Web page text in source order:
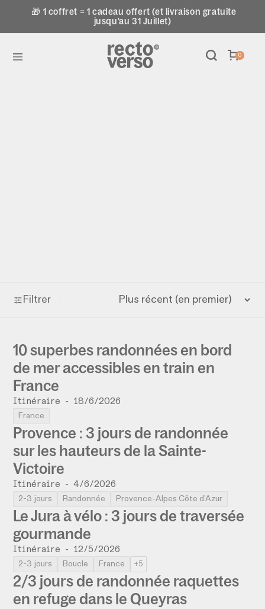
🎁 1 coffret = 1 cadeau offert (et livraison gratuite
jusqu'au 31 Juillet)
0
Filtrer
10 superbes randonnées en bord
de mer accessibles en train en
France
Itinéraire - 18/6/2026
France
Provence : 3 jours de randonnée
sur les hauteurs de la Sainte-
Victoire
Itinéraire -4/6/2026
2-3 jours Randonnée Provence-Alpes Côte d’Azur
Le Jura à vélo : 3 jours de traversée
gourmande
Itinéraire - 12/5/2026
2-3 jours Boucle France +5
2/3 jours de randonnée raquettes
en refuge dans le Queyras